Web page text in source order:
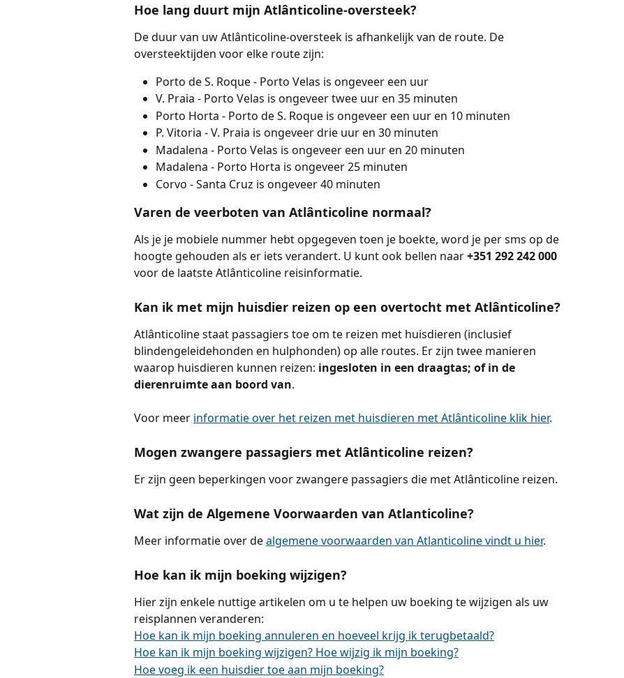
Hoe lang duurt mijn Atlânticoline-oversteek?
De duur van uw Atlânticoline-oversteek is afhankelijk van de route. De
oversteektijden voor elke route zijn:
Porto de S. Roque - Porto Velas is ongeveer een uur
V. Praia - Porto Velas is ongeveer twee uur en 35 minuten
Porto Horta - Porto de S. Roque is ongeveer een uur en 10 minuten
P. Vitoria - V. Praia is ongeveer drie uur en 30 minuten
Madalena - Porto Velas is ongeveer een uur en 20 minuten
Madalena - Porto Horta is ongeveer 25 minuten
Corvo - Santa Cruz is ongeveer 40 minuten
Varen de veerboten van Atlânticoline normaal?
Als je je mobiele nummer hebt opgegeven toen je boekte, word je per sms op de
hoogte gehouden als er iets verandert. U kunt ook bellen naar +351 292 242 000
voor de laatste Atlânticoline reisinformatie.
Kan ik met mijn huisdier reizen op een overtocht met Atlânticoline?
Atlânticoline staat passagiers toe om te reizen met huisdieren (inclusief
blindengeleidehonden en hulphonden) op alle routes. Er zijn twee manieren
waarop huisdieren kunnen reizen: ingesloten in een draagtas; of in de
dierenruimte aan boord van.
Voor meer informatie over het reizen met huisdieren met Atlânticoline klik hier.
Mogen zwangere passagiers met Atlânticoline reizen?
Er zijn geen beperkingen voor zwangere passagiers die met Atlânticoline reizen.
Wat zijn de Algemene Voorwaarden van Atlanticoline?
Meer informatie over de algemene voorwaarden van Atlanticoline vindt u hier.
Hoe kan ik mijn boeking wijzigen?
Hier zijn enkele nuttige artikelen om u te helpen uw boeking te wijzigen als uw
reisplannen veranderen:
Hoe kan ik mijn boeking annuleren en hoeveel krijg ik terugbetaald?
Hoe kan ik mijn boeking wijzigen? Hoe wijzig ik mijn boeking?
Hoe voeg ik een huisdier toe aan mijn boeking?